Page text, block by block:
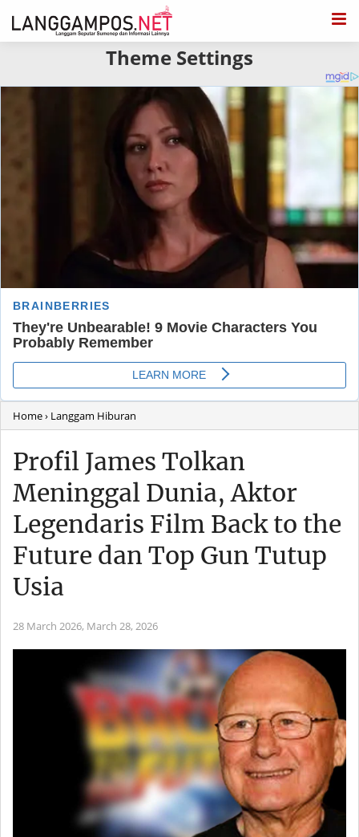
Theme Settings
Home› Langgam Hiburan
Profil James Tolkan
Meninggal Dunia, Aktor
Legendaris Film Back to the
Future dan Top Gun Tutup
Usia
28 March 2026, March 28, 2026